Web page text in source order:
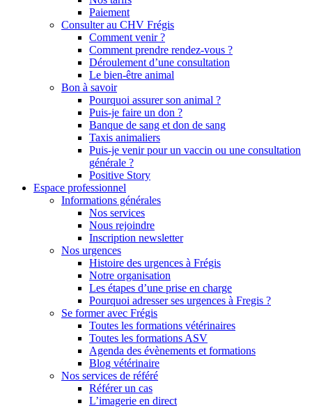
Paiement
Consulter au CHV Frégis
Comment venir ?
Comment prendre rendez-vous ?
Déroulement d’une consultation
Le bien-être animal
Bon à savoir
Pourquoi assurer son animal ?
Puis-je faire un don ?
Banque de sang et don de sang
Taxis animaliers
Puis-je venir pour un vaccin ou une consultation
générale ?
Positive Story
Espace professionnel
Informations générales
Nos services
Nous rejoindre
Inscription newsletter
Nos urgences
Histoire des urgences à Frégis
Notre organisation
Les étapes d’une prise en charge
Pourquoi adresser ses urgences à Fregis ?
Se former avec Frégis
Toutes les formations vétérinaires
Toutes les formations ASV
Agenda des évènements et formations
Blog vétérinaire
Nos services de référé
Référer un cas
L’imagerie en direct